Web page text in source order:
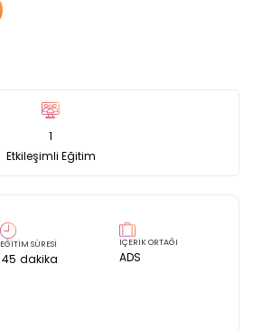
1
Etkileşimli Eğitim
EĞİTİM SÜRESİ
45 dakika
İÇERİK ORTAĞI
ADS